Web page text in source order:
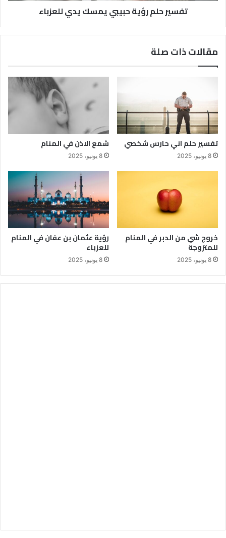
تفسير حلم رؤية حبيبي يمسك يدي للعزباء
مقالات ذات صلة
تفسير حلم اني حارس شخصي
8 يونيو، 2025
شمع الاذن في المنام
8 يونيو، 2025
خروج شي من الدبر في المنام
للمتزوجة
8 يونيو، 2025
رؤية عثمان بن عفان في المنام
للعزباء
8 يونيو، 2025